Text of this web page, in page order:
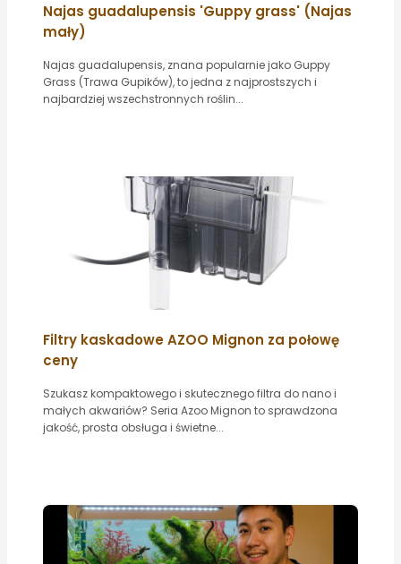
Najas guadalupensis 'Guppy grass' (Najas
mały)
Najas guadalupensis, znana popularnie jako Guppy
Grass (Trawa Gupików), to jedna z najprostszych i
najbardziej wszechstronnych roślin...
Filtry kaskadowe AZOO Mignon za połowę
ceny
Szukasz kompaktowego i skutecznego filtra do nano i
małych akwariów? Seria Azoo Mignon to sprawdzona
jakość, prosta obsługa i świetne...